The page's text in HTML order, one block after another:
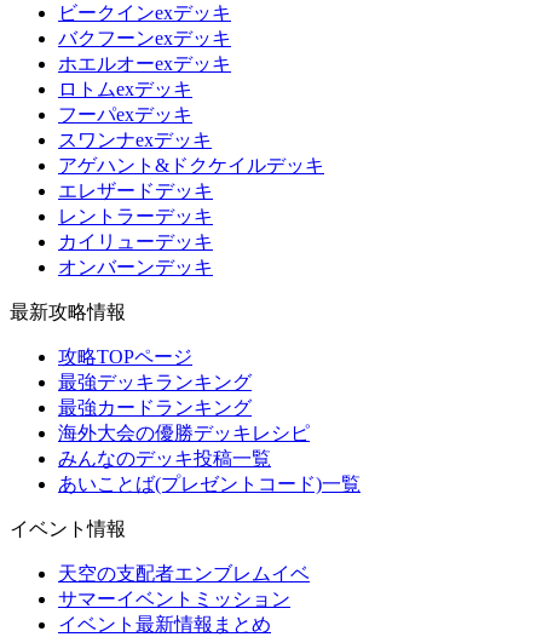
ビークインexデッキ
バクフーンexデッキ
ホエルオーexデッキ
ロトムexデッキ
フーパexデッキ
スワンナexデッキ
アゲハント&ドクケイルデッキ
エレザードデッキ
レントラーデッキ
カイリューデッキ
オンバーンデッキ
最新攻略情報
攻略TOPページ
最強デッキランキング
最強カードランキング
海外大会の優勝デッキレシピ
みんなのデッキ投稿一覧
あいことば(プレゼントコード)一覧
イベント情報
天空の支配者エンブレムイベ
サマーイベントミッション
イベント最新情報まとめ